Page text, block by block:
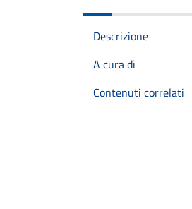
Descrizione
A cura di
Contenuti correlati